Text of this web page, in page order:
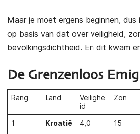
Maar je moet ergens beginnen,
op basis van dat over veiligheid,
bevolkingsdichtheid. En dit kwam
De Grenzenloos
Rang Land
Veilighe
id
Zon
1
Kroatië 4,0 15